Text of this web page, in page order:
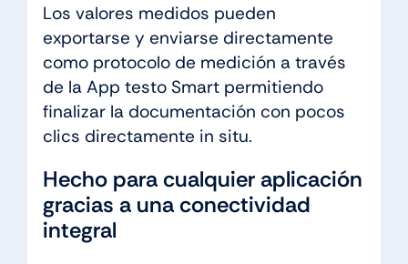
Los valores medidos pueden
exportarse y enviarse directamente
como protocolo de medición a través
de la App testo Smart permitiendo
finalizar la documentación con pocos
clics directamente in situ.
Hecho para cualquier aplicación
gracias a una conectividad
integral